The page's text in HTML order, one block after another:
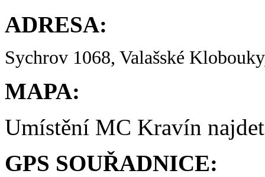
ADRESA:
Sychrov 1068, Valašské
MAPA:
Umístění MC Kravín
GPS SOUŘADNICE: